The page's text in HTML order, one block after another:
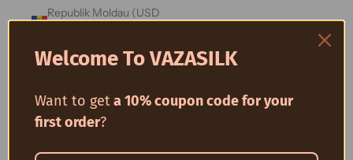
Republik Moldau (USD
Réunion (USD $)
Rumänien (USD $)
Welcome To VAZASILK
Want to geta 10% coupon code for your
first order?